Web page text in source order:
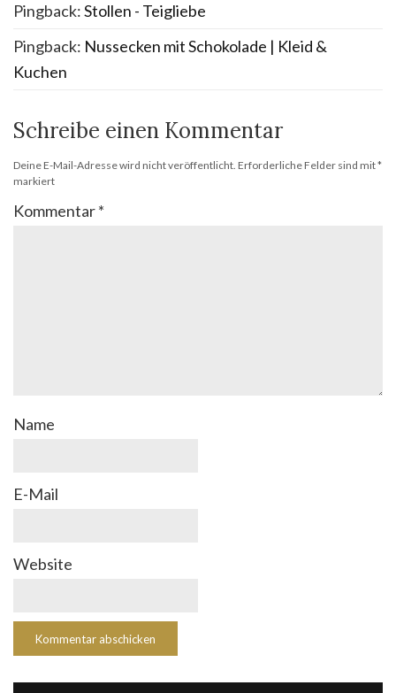
Pingback:Stollen - Teigliebe
Pingback: Nussecken mit Schokolade | Kleid &
Kuchen
Schreibe einen Kommentar
Deine E-Mail-Adresse wird nicht veröffentlicht. Erforderliche Felder sind mit*
markiert
Kommentar*
Name
E-Mail
Website